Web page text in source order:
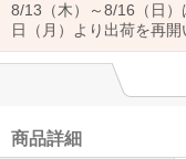
8/13（木）～8/16（日
日（月）より出荷を再開
インボイス制度への対
当店では、適格請求書
o.com/order/receipt/
商品詳細